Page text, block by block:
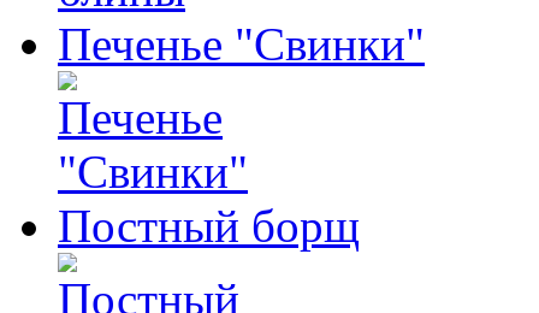
Печенье "Свинки"
Постный борщ